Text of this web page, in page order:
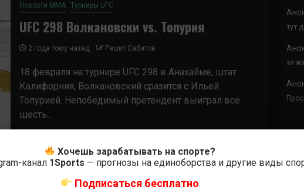
Новости ММА Турниры UFC
UFC 298 Волкановски vs. Топурия
2 года тому назад Решит Сабитов
18 февраля на турнире UFC 298 в Анахайме, штат
Калифорния, Волкановский сразится с Ильей
Топурией. Непобедимый претендент выиграл все
шесть...
тут
эх
Хочешь зарабатывать на спорте?
канал 1Sports — прогнозы на единоборства и другие виды
Подписаться бесплатно